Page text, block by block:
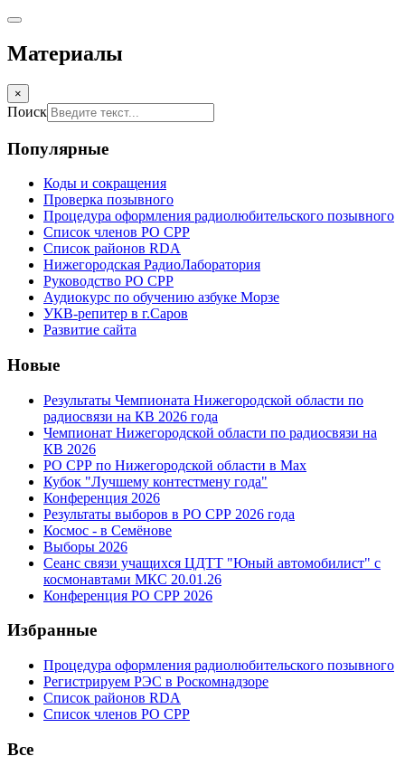
Материалы
×
Поиск
Популярные
Коды и сокращения
Проверка позывного
Процедура оформления радиолюбительского позывного
Список членов РО СРР
Список районов RDA
Нижегородская РадиоЛаборатория
Руководство РО СРР
Аудиокурс по обучению азбуке Морзе
УКВ-репитер в г.Саров
Развитие сайта
Новые
Результаты Чемпионата Нижегородской области по
радиосвязи на КВ 2026 года
Чемпионат Нижегородской области по радиосвязи на
КВ 2026
РО СРР по Нижегородской области в Max
Кубок "Лучшему контестмену года"
Конференция 2026
Результаты выборов в РО СРР 2026 года
Космос - в Семёнове
Выборы 2026
Сеанс связи учащихся ЦДТТ "Юный автомобилист" с
космонавтами МКС 20.01.26
Конференция РО СРР 2026
Избранные
Процедура оформления радиолюбительского позывного
Регистрируем РЭС в Роскомнадзоре
Список районов RDA
Список членов РО СРР
Все